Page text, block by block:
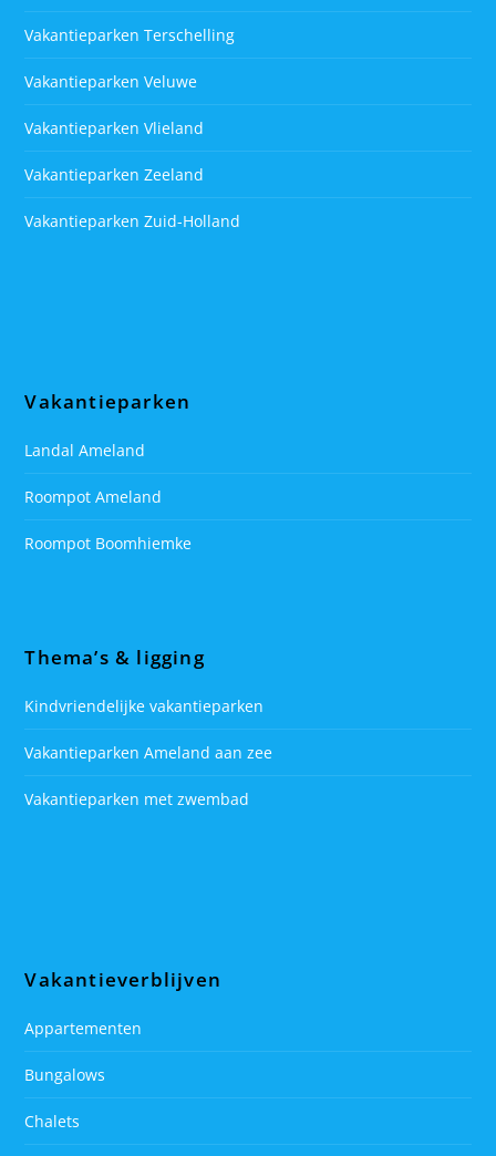
Vakantieparken Terschelling
Vakantieparken Veluwe
Vakantieparken Vlieland
Vakantieparken Zeeland
Vakantieparken Zuid-Holland
Vakantieparken
Landal Ameland
Roompot Ameland
Roompot Boomhiemke
Thema’s & ligging
Kindvriendelijke vakantieparken
Vakantieparken Ameland aan zee
Vakantieparken met zwembad
Vakantieverblijven
Appartementen
Bungalows
Chalets